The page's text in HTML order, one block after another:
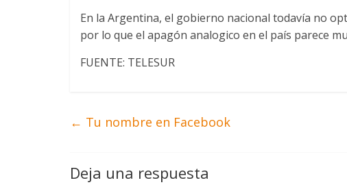
En la Argentina, el gobierno nacional todavía no
por lo que el apagón analogico en el país parece
FUENTE: TELESUR
← Tu nombre en Facebook
Deja una respuesta